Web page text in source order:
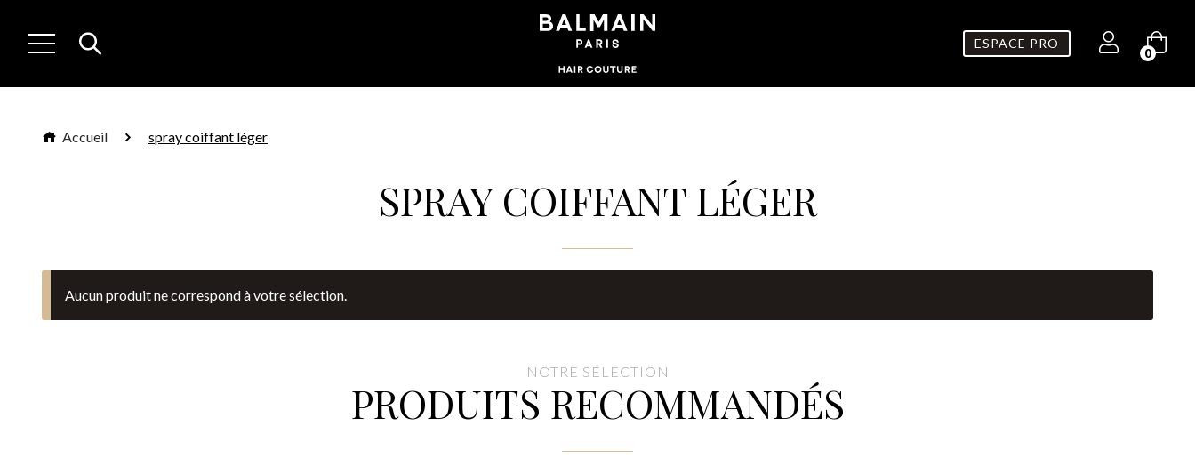
ESPACE PRO
0
Accueil spray coiffant léger
SPRAY COIFFANT LÉGER
Aucun produit ne correspond à votre sélection.
NOTRE SÉLECTION
PRODUITS RECOMMANDÉS